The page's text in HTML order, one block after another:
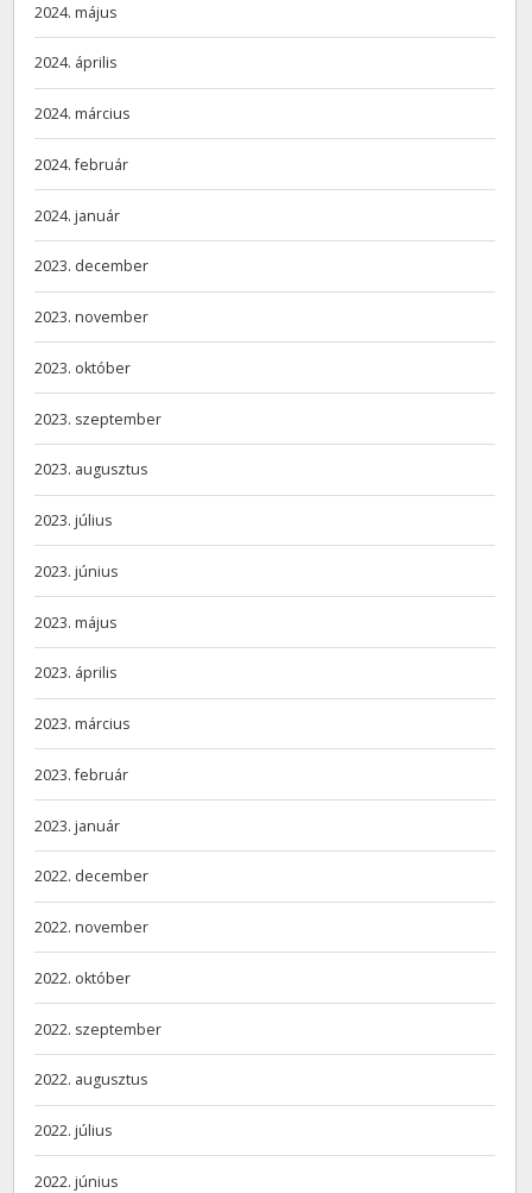
2024. május
2024. április
2024. március
2024. február
2024. január
2023. december
2023. november
2023. október
2023. szeptember
2023. augusztus
2023. július
2023. június
2023. május
2023. április
2023. március
2023. február
2023. január
2022. december
2022. november
2022. október
2022. szeptember
2022. augusztus
2022. július
2022. június